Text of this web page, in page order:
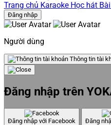
Trang chủ Karaoke Học hát
Đăng nhập
Người dùng
Thông tin tài
Đăng nhập trên
Đăng nhập với Facebook Đăng